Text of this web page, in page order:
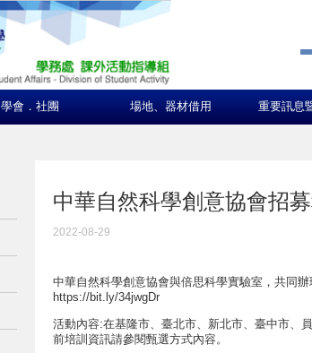
學會．社團 場地、器材借用 重要訊息
中華自然科學創意協會招
2022-08-29
中華自然科學創意協會與倍思科學實驗室，共同
https://bit.ly/34jwgDr
活動內容:在基隆市、臺北市、新北市、臺中市、
前培訓資訊請參閱甄選方式內容。